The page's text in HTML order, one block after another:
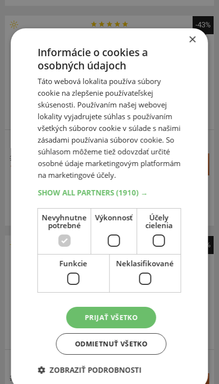
-43%
Grandtrek AT5
245 65 R17
OWL
SUV-UNIVERZÁLNE
244,77 €
139,30 €
+
SKLADOM Expedujeme do 3-8 prac. dní
-46%
Dunlop
SP Sport Maxx RT 2 SUV
225
103W
FR
258,92 €
×
Informácie o cookies a
osobných údajoch
Táto webová lokalita používa súbory
cookie na zlepšenie používateľskej
skúsenosti. Používaním našej webovej
lokality vyjadrujete súhlas s používaním
všetkých súborov cookie v súlade s našimi
zásadami používania súborov cookie. So
súhlasom môžeme tiež odovzdať určité
osobné údaje marketingovým platformám
na marketingové účely.
SHOW ALL PARTNERS(1910) →
Nevyhnutne
potrebné
Výkonnosť
Účely
cielenia
Funkcie Neklasifikované
PRIJAŤ VŠETKO
ODMIETNUŤ VŠETKO
ZOBRAZIŤ PODROBNOSTI